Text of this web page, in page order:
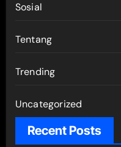
Sosial
Tentang
Trending
Uncategorized
Recent Posts